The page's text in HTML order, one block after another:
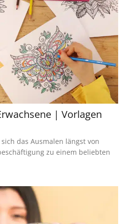
| Vorlagen
das Ausmalen längst von
zu einem beliebten